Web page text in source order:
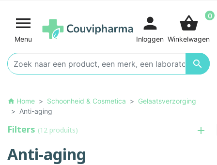

Menu

person
Inloggen
shopping_basket 0
Winkelwagen
home Home Schoonheid & Cosmetica
Gelaatsverzorging
Anti-aging
Filters (12 produits)
Anti-aging